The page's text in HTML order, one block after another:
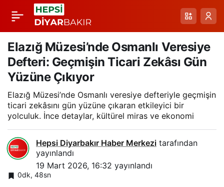
Elazığ Müzesi’nde Osmanlı Veresiye
Defteri: Geçmişin Ticari Zekâsı Gün
Yüzüne Çıkıyor
Elazığ Müzesi’nde Osmanlı veresiye defteriyle geçmişin
ticari zekâsını gün yüzüne çıkaran etkileyici bir
yolculuk. İnce detaylar, kültürel miras ve ekonomi
Hepsi Diyarbakır Haber Merkezi tarafından
yayınlandı
19 Mart 2026, 16:32 yayınlandı
0dk, 48sn
Kış Şartları Bitlis’te
Tarihi Yapıları
Tehlikeye Atıyor:
Miras ve Tescil
Sorunları Çözüm
Bekliyor
Paylaş